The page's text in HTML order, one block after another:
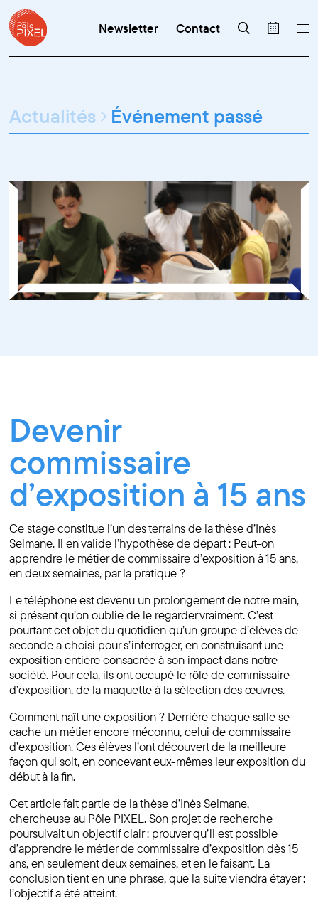
Newsletter Contact
Actualités Événement passé
Devenir
commissaire
d’exposition à 15 ans
Ce stage constitue l’un des terrains de la thèse d’Inès
Selmane. Il en valide l’hypothèse de départ : Peut-on
apprendre le métier de commissaire d’exposition à 15 ans,
en deux semaines, par la pratique ?
Le téléphone est devenu un prolongement de notre main,
si présent qu’on oublie de le regarder vraiment. C’est
pourtant cet objet du quotidien qu’un groupe d’élèves de
seconde a choisi pour s’interroger, en construisant une
exposition entière consacrée à son impact dans notre
société. Pour cela, ils ont occupé le rôle de commissaire
d’exposition, de la maquette à la sélection des œuvres.
Comment naît une exposition ? Derrière chaque salle se
cache un métier encore méconnu, celui de commissaire
d’exposition. Ces élèves l’ont découvert de la meilleure
façon qui soit, en concevant eux-mêmes leur exposition du
début à la fin.
Cet article fait partie de la thèse d’Inès Selmane,
chercheuse au Pôle PIXEL. Son projet de recherche
poursuivait un objectif clair : prouver qu’il est possible
d’apprendre le métier de commissaire d’exposition dès 15
ans, en seulement deux semaines, et en le faisant. La
conclusion tient en une phrase, que la suite viendra étayer :
l’objectif a été atteint.